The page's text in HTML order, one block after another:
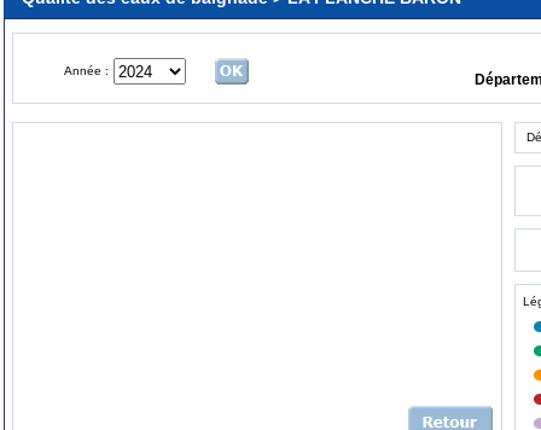
Année :